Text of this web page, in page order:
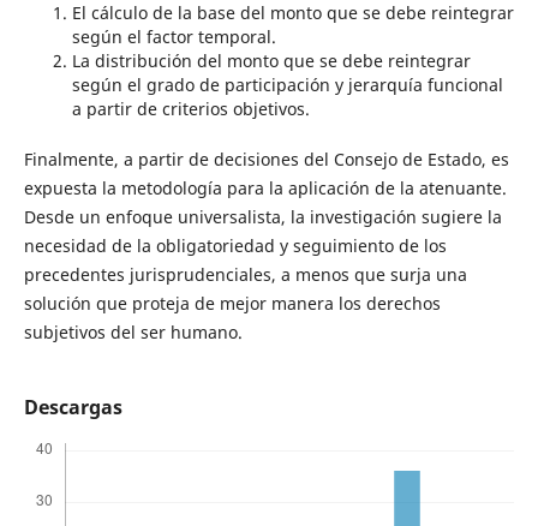
El cálculo de la base del monto que se debe reintegrar
según el factor temporal.
La distribución del monto que se debe reintegrar
según el grado de participación y jerarquía funcional
a partir de criterios objetivos.
Finalmente, a partir de decisiones del Consejo de Estado, es
expuesta la metodología para la aplicación de la atenuante.
Desde un enfoque universalista, la investigación sugiere la
necesidad de la obligatoriedad y seguimiento de los
precedentes jurisprudenciales, a menos que surja una
solución que proteja de mejor manera los derechos
subjetivos del ser humano.
Descargas